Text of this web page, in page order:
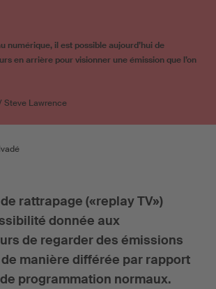
numérique, il est possible aujourd’hui de
en arrière pour visionner une émission que l’on
Steve Lawrence
rattrapage («replay TV»)
donnée aux
de regarder des émissions
manière différée par rapport
programmation normaux.